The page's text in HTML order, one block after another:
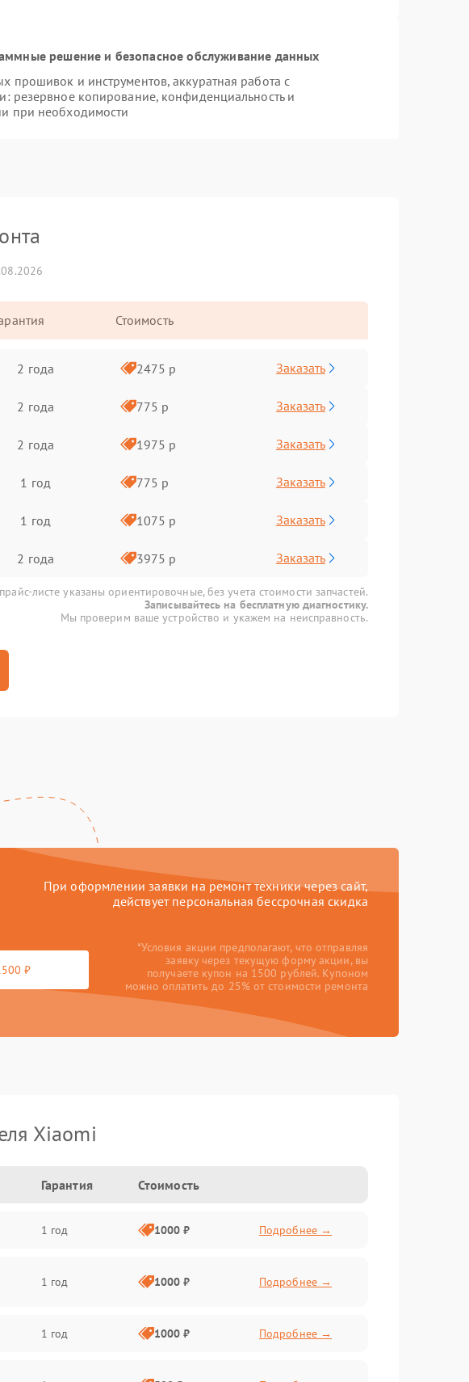
решение и безопасное обслуживание данных
прошивок и инструментов, аккуратная работа с
резервное копирование, конфиденциальность и
при необходимости
Стоимость
2 года 2475 р Заказать
2 года 775 р Заказать
2 года 1975 р Заказать
1 год 775 р Заказать
1 год 1075 р Заказать
2 года 3975 р Заказать
листе указаны ориентировочные, без учета стоимости запчастей.
Записывайтесь на бесплатную диагностику.
Мы проверим ваше устройство и укажем на неисправность.
При оформлении заявки на ремонт техники через сайт,
действует персональная бессрочная скидка
₽
*Условия акции предполагают, что отправляя
заявку через текущую форму акции, вы
получаете купон на 1500 рублей. Купоном
можно оплатить до 25% от стоимости ремонта
Xiaomi
Гарантия Стоимость
1 год 1000 ₽ Подробнее →
1 год 1000 ₽ Подробнее →
1 год 1000 ₽ Подробнее →